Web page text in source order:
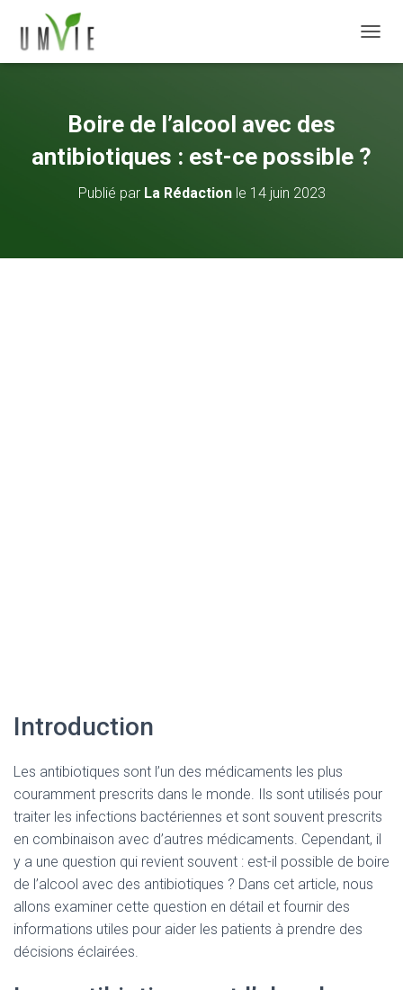
Boire de l’alcool avec des
antibiotiques : est-ce possible ?
Publié par La Rédactionle 14 juin 2023
Introduction
Les antibiotiques sont l’un des médicaments les plus
couramment prescrits dans le monde. Ils sont utilisés pour
traiter les infections bactériennes et sont souvent prescrits
en combinaison avec d’autres médicaments. Cependant, il
y a une question qui revient souvent : est-il possible de boire
de l’alcool avec des antibiotiques ? Dans cet article, nous
allons examiner cette question en détail et fournir des
informations utiles pour aider les patients à prendre des
décisions éclairées.